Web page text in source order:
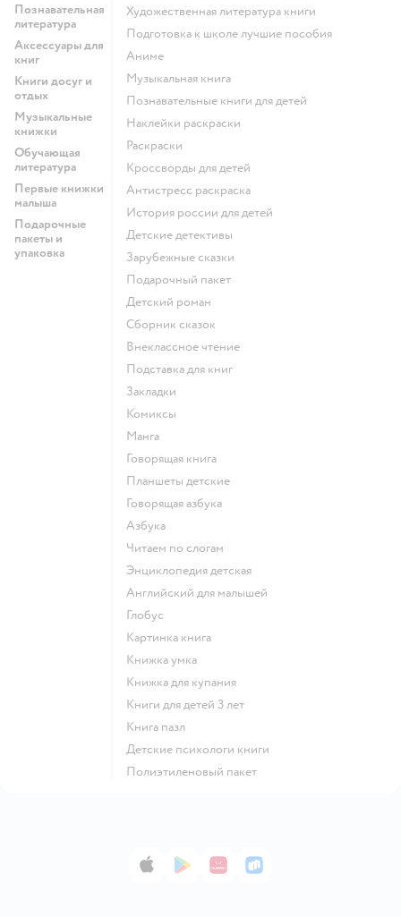
Познавательная
литература
Аксессуары для
книг
Книги досуг и
отдых
Музыкальные
книжки
Обучающая
литература
Первые книжки
малыша
Подарочные
пакеты и
упаковка
художественная литература книги
подготовка к школе лучшие пособия
Аниме
музыкальная книга
познавательные книги для детей
наклейки раскраски
раскраски
кроссворды для детей
антистресс раскраска
история россии для детей
детские детективы
зарубежные сказки
подарочный пакет
детский роман
сборник сказок
внеклассное чтение
подставка для книг
закладки
комиксы
манга
говорящая книга
Планшеты детские
говорящая азбука
азбука
читаем по слогам
энциклопедия детская
английский для малышей
глобус
картинка книга
книжка умка
книжка для купания
книги для детей 3 лет
книга пазл
детские психологи книги
полиэтиленовый пакет
App StoreGoogle Play
AppGallery
RuStore